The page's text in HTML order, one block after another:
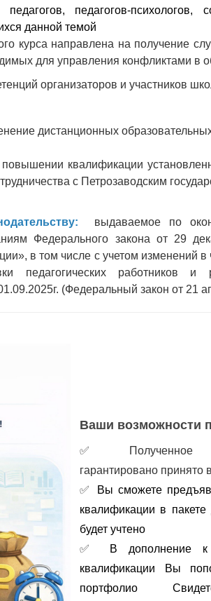
педагогов, педагогов-психологов,
данной темой
курса направлена на получение
для управления конфликтами в
организаторов и участников
дистанционных
квалификации
с Петрозаводским
выдаваемое по
Федерального закона от
в том числе с учетом изменений
педагогических работников и
(Федеральный закон от 21
Ваши возможности
✅
гарантировано принято
✅
Вы сможете
квалификации в
будет учтено
✅
В дополнение
портфолио